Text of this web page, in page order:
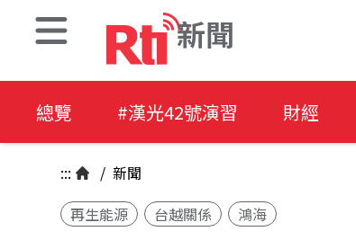
新聞
總覽 #漢光42號演習 財經
::: / 新聞
再生能源
台越關係 鴻海